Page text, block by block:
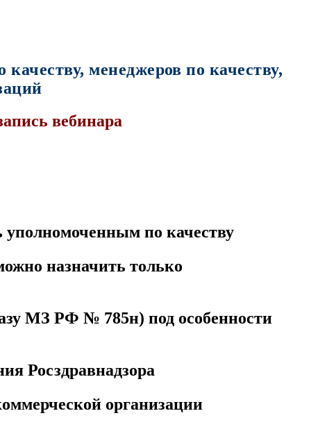
менеджеров по качеству,
вебинара
уполномоченным по качеству
назначить только
МЗ РФ № 785н) под особенности
Росздравнадзора
организации